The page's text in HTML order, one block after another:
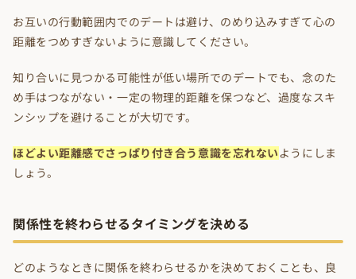
お互いの行動範囲内でのデートは避け、のめり込みすぎて心の
距離をつめすぎないように意識してください。
知り合いに見つかる可能性が低い場所でのデートでも、念のた
め手はつながない・一定の物理的距離を保つなど、過度なスキ
ンシップを避けることが大切です。
ほどよい距離感でさっぱり付き合う意識を忘れないようにしま
しょう。
関係性を終わらせるタイミングを決める
どのようなときに関係を終わらせるかを決めておくことも、良